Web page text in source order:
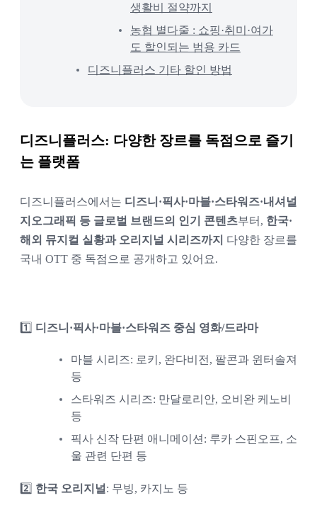
생활비 절약까지
농협 별다줄 : 쇼핑·취미·여가
도 할인되는 범용 카드
디즈니플러스 기타 할인 방법
디즈니플러스: 다양한 장르를 독점으로 즐기
는 플랫폼
디즈니플러스에서는 디즈니·픽사·마블·스타워즈·내셔널
지오그래픽 등 글로벌 브랜드의 인기 콘텐츠부터, 한국·
해외 뮤지컬 실황과 오리지널 시리즈까지 다양한 장르를
국내 OTT 중 독점으로 공개하고 있어요.
1️⃣ 디즈니·픽사·마블·스타워즈 중심 영화/드라마
마블 시리즈: 로키, 완다비전, 팔콘과 윈터솔져
등
스타워즈 시리즈: 만달로리안, 오비완 케노비
등
픽사 신작 단편 애니메이션: 루카 스핀오프, 소
울 관련 단편 등
2️⃣ 한국 오리지널 : 무빙, 카지노 등